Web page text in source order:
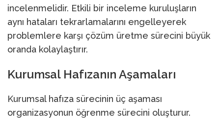
incelenmelidir. Etkili bir inceleme kuruluşların
aynı hataları tekrarlamalarını engelleyerek
problemlere karşı çözüm üretme sürecini büyük
oranda kolaylaştırır.
Kurumsal Hafızanın Aşamaları
Kurumsal hafıza sürecinin üç aşaması
organizasyonun öğrenme sürecini oluşturur.